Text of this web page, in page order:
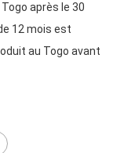
après le 30
12 mois est
au Togo avant